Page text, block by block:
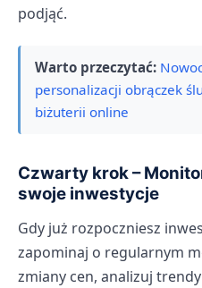
podjąć.
Warto przeczytać:
personalizacji obrączek
biżuterii online
Czwarty krok –
swoje inwestycje
Gdy już rozpoczniesz
zapominaj o regularnym
zmiany cen, analizuj